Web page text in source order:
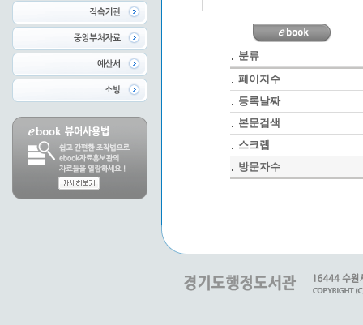
분류
페이지수
등록날짜
본문검색
스크랩
방문자수